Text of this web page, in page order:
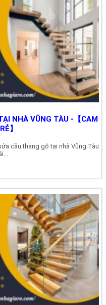
NHÀ VŨNG TÀU -【CAM
】
cầu thang gỗ tại nhà Vũng Tàu